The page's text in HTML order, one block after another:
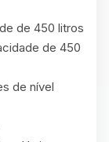
de 450 litros
de 450
de nível